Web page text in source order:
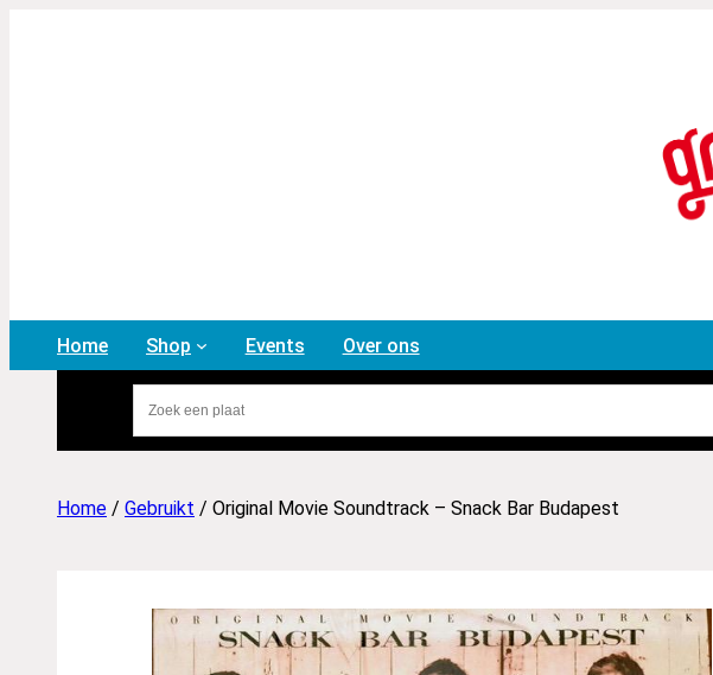
Home Shop Events Over ons
Home / Gebruikt / Original Movie Soundtrack – Snack Bar Budapest